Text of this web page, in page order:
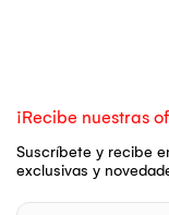
¡Recibe nuestras
Suscríbete y recibe
exclusivas y